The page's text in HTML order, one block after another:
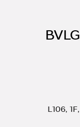
L106,